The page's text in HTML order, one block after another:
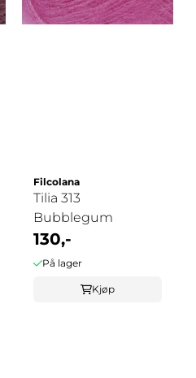
Filcolana
Tilia 313
Bubblegum
130,-
På lager
Kjøp